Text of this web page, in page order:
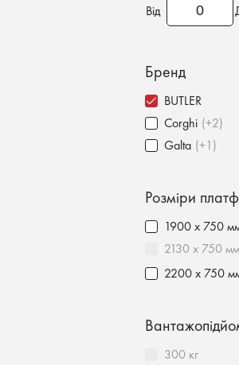
Від
Бренд
BUTLER
Corghi (+2)
Galta (+1)
Розміри
1900 х 750
2130 х 750 мм
2200 х 750
300 кг